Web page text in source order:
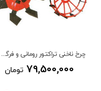
چرخ ناخنی تراکتور رومانی و فرگسون 475 و285
79,500,000 تومان